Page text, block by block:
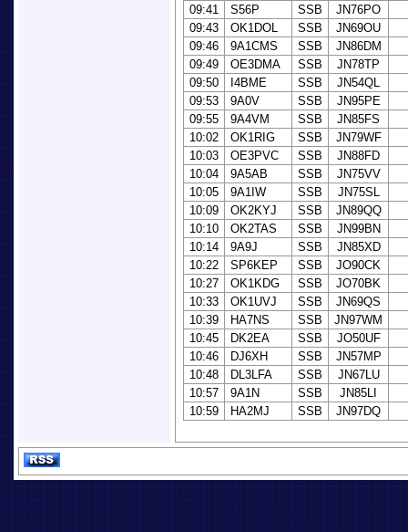
09:41
S56P SSB
JN76PO
09:43
OK1DOL SSB
JN69OU
09:46
9A1CMS SSB
JN86DM
09:49
OE3DMA SSB
JN78TP
09:50
I4BME SSB
JN54QL
09:53
9A0V SSB
JN95PE
09:55
9A4VM SSB
JN85FS
10:02
OK1RIG SSB
JN79WF
10:03
OE3PVC SSB
JN88FD
10:04
9A5AB SSB
JN75VV
10:05
9A1IW SSB
JN75SL
10:09
OK2KYJ SSB
JN89QQ
10:10
OK2TAS SSB
JN99BN
10:14
9A9J SSB
JN85XD
10:22
SP6KEP SSB
JO90CK
10:27
OK1KDG SSB
JO70BK
10:33
OK1UVJ SSB
JN69QS
10:39
HA7NS SSB
JN97WM
10:45
DK2EA SSB
JO50UF
10:46
DJ6XH SSB
JN57MP
10:48
DL3LFA SSB
JN67LU
10:57
9A1N SSB
JN85LI
10:59
HA2MJ SSB JN97DQ